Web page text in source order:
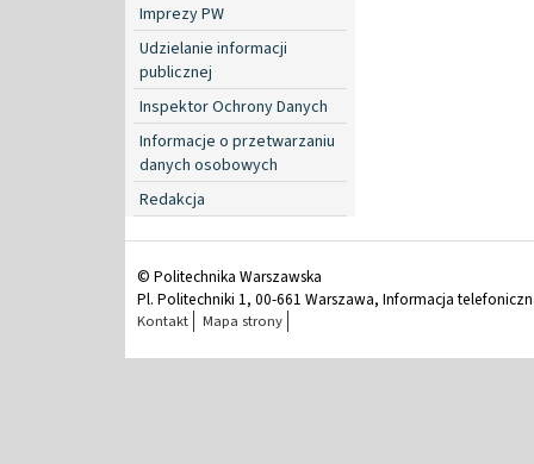
Imprezy PW
Udzielanie informacji
publicznej
Inspektor Ochrony Danych
Informacje o przetwarzaniu
danych osobowych
Redakcja
© Politechnika Warszawska
Pl. Politechniki 1, 00-661 Warszawa, Informacja
Kontakt Mapa strony